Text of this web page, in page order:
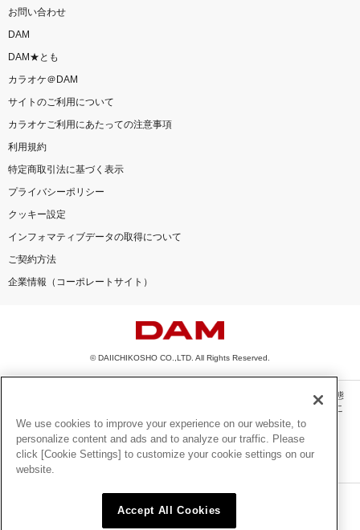
お問い合わせ
DAM
DAM★とも
カラオケ＠DAM
サイトのご利用について
カラオケご利用にあたっての注意事項
利用規約
特定商取引法に基づく表示
プライバシーポリシー
クッキー設定
インフォマティブデータの取得について
ご契約方法
企業情報（コーポレートサイト）
© DAIICHIKOSHO CO.,LTD. All Rights Reserved.
このサイトに掲載されている一切の文章・画像・写真・動画・音声等を、手段や形態
を問わず、著作権法の定める範囲を超えて無断で複製、転載、ファイル化などするこ
とを禁じます。
楽曲及びコンテンツは、機種によりご利用いただけない場合があります。
楽曲及びコンテンツの配信日、配信内容が変更になる場合があります。
楽曲によりMYリスト保存ができない場合があります。
6602250213Y31015 6602250112Y38026 6602250240Y31015
6602250241Y45122
We use cookies to improve your experience on our website, to
personalize content and ads and to analyze our traffic. Please
click [Cookie Settings] to customize your cookie settings on our
website.
Accept All Cookies